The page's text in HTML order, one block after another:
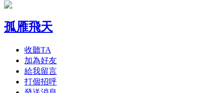
孤雁飛天
收聽TA
加為好友
給我留言
打個招呼